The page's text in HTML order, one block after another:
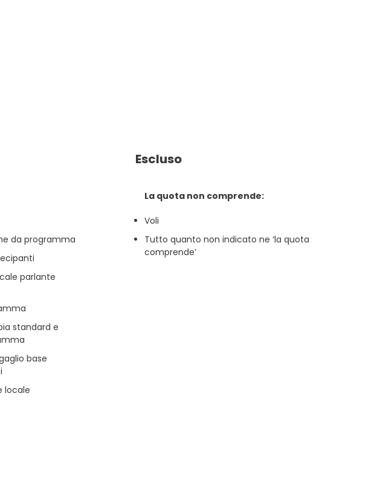
da programma
parlante
standard e
base
locale
Escluso
La quota non comprende:
Voli
Tutto quanto non indicato ne ‘la quota
comprende’